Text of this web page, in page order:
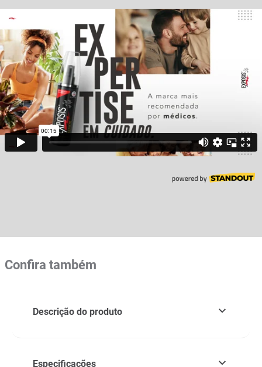
Confira também
Descrição do produto
Especificações